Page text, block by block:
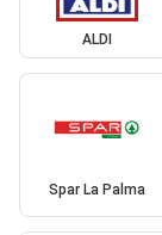
ALDI
Spar La Palma